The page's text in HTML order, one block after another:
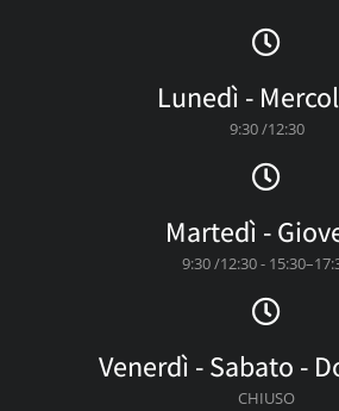
Lunedì -
9:30 /12:30
Martedì -
9:30 /12:30 -
Venerdì - Sabato -
CHIUSO